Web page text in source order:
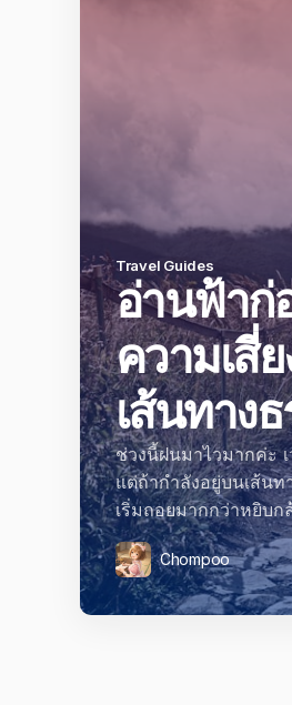
Travel Guides
อ่านฟ้าก่
ความเสี่
เส้นทาง
ช่วงนี้ฝนมาไวมากค่ะ
แต่ถ้ากำลังอยู่บนเส้น
เริ่มถอยมากกว่าหยิบ
Chompoo